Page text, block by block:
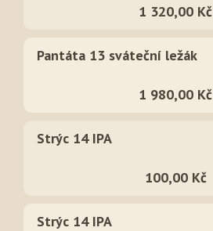
1 320,00 Kč
Pantáta 13 sváteční ležák
1 980,00 Kč
Strýc 14 IPA
100,00 Kč
Strýc 14 IPA